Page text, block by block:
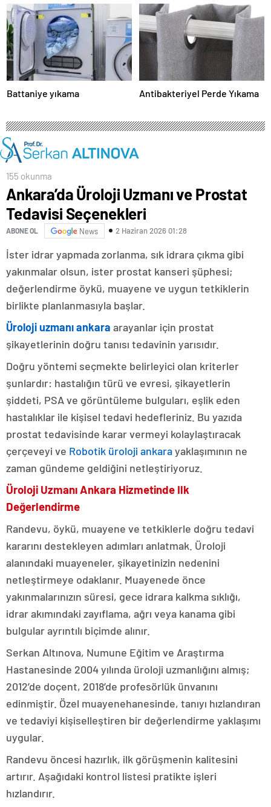
Battaniye yıkama Antibakteriyel Perde Yıkama
155 okunma
Ankara’da Üroloji Uzmanı ve Prostat
Tedavisi Seçenekleri
ABONE OL News 2 Haziran 2026 01:28
İster idrar yapmada zorlanma, sık idrara çıkma gibi
yakınmalar olsun, ister prostat kanseri şüphesi;
değerlendirme öykü, muayene ve uygun tetkiklerin
birlikte planlanmasıyla başlar.
Üroloji uzmanı ankara arayanlar için prostat
şikayetlerinin doğru tanısı tedavinin yarısıdır.
Doğru yöntemi seçmekte belirleyici olan kriterler
şunlardır: hastalığın türü ve evresi, şikayetlerin
şiddeti, PSA ve görüntüleme bulguları, eşlik eden
hastalıklar ile kişisel tedavi hedefleriniz. Bu yazıda
prostat tedavisinde karar vermeyi kolaylaştıracak
çerçeveyi ve Robotik üroloji ankarayaklaşımının ne
zaman gündeme geldiğini netleştiriyoruz.
Üroloji Uzmanı Ankara Hizmetinde Ilk
Değerlendirme
Randevu, öykü, muayene ve tetkiklerle doğru tedavi
kararını destekleyen adımları anlatmak. Üroloji
alanındaki muayeneler, şikayetinizin nedenini
netleştirmeye odaklanır. Muayenede önce
yakınmalarınızın süresi, gece idrara kalkma sıklığı,
idrar akımındaki zayıflama, ağrı veya kanama gibi
bulgular ayrıntılı biçimde alınır.
Serkan Altınova, Numune Eğitim ve Araştırma
Hastanesinde 2004 yılında üroloji uzmanlığını almış;
2012’de doçent, 2018’de profesörlük ünvanını
edinmiştir. Özel muayenehanesinde, tanıyı hızlandıran
ve tedaviyi kişiselleştiren bir değerlendirme yaklaşımı
uygular.
Randevu öncesi hazırlık, ilk görüşmenin kalitesini
artırır. Aşağıdaki kontrol listesi pratikte işleri
hızlandırır.